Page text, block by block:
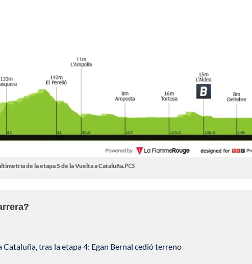
de la etapa 5 de la Vuelta a Cataluña.PCS
tras la etapa 4: Egan Bernal cedió terreno